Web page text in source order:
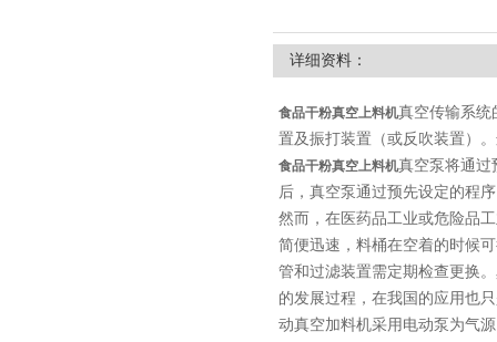
详细资料：
食品干粉真空上料机真空传输系统
置及振打装置（或反吹装置）
食品干粉真空上料机真空泵将通过
后，真空泵通过预先设定的程
然而，在医药品工业或危险品
简便迅速，料桶在空着的时候
管和过滤装置需定期检查更换
的发展过程，在我国的应用也
动真空加料机采用电动泵为气